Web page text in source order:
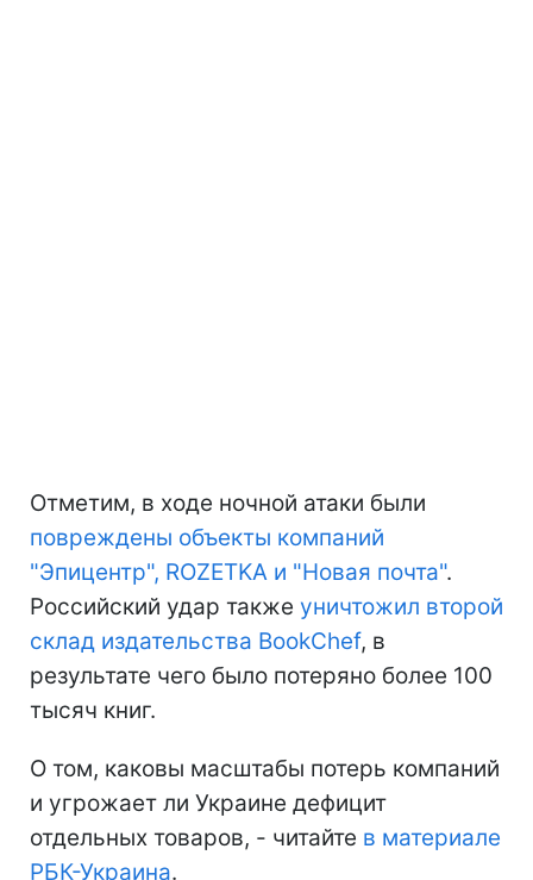
Отметим, в ходе ночной атаки были
повреждены объекты компаний
"Эпицентр", ROZETKA и "Новая почта".
Российский удар также уничтожил второй
склад издательства BookChef, в
результате чего было потеряно более 100
тысяч книг.
О том, каковы масштабы потерь компаний
и угрожает ли Украине дефицит
отдельных товаров, - читайте в материале
РБК-Украина.